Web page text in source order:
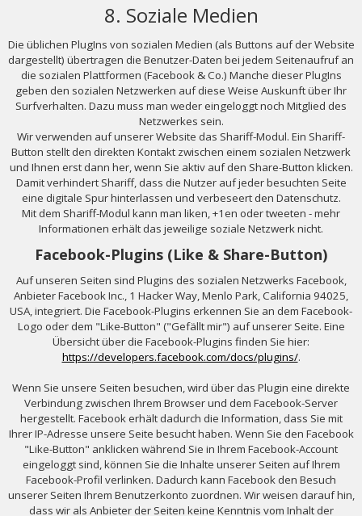
8. Soziale Medien
Die üblichen PlugIns von sozialen Medien (als Buttons auf der Website
dargestellt) übertragen die Benutzer-Daten bei jedem Seitenaufruf an
die sozialen Plattformen (Facebook & Co.) Manche dieser PlugIns
geben den sozialen Netzwerken auf diese Weise Auskunft über Ihr
Surfverhalten. Dazu muss man weder eingeloggt noch Mitglied des
Netzwerkes sein.
Wir verwenden auf unserer Website das Shariff-Modul. Ein Shariff-
Button stellt den direkten Kontakt zwischen einem sozialen Netzwerk
und Ihnen erst dann her, wenn Sie aktiv auf den Share-Button klicken.
Damit verhindert Shariff, dass die Nutzer auf jeder besuchten Seite
eine digitale Spur hinterlassen und verbeseert den Datenschutz.
Mit dem Shariff-Modul kann man liken, +1en oder tweeten - mehr
Informationen erhält das jeweilige soziale Netzwerk nicht.
Facebook-Plugins (Like & Share-Button)
Auf unseren Seiten sind Plugins des sozialen Netzwerks Facebook,
Anbieter Facebook Inc., 1 Hacker Way, Menlo Park, California 94025,
USA, integriert. Die Facebook-Plugins erkennen Sie an dem Facebook-
Logo oder dem "Like-Button" ("Gefällt mir") auf unserer Seite. Eine
Übersicht über die Facebook-Plugins finden Sie hier:
https://developers.facebook.com/docs/plugins/.
Wenn Sie unsere Seiten besuchen, wird über das Plugin eine direkte
Verbindung zwischen Ihrem Browser und dem Facebook-Server
hergestellt. Facebook erhält dadurch die Information, dass Sie mit
Ihrer IP-Adresse unsere Seite besucht haben. Wenn Sie den Facebook
"Like-Button" anklicken während Sie in Ihrem Facebook-Account
eingeloggt sind, können Sie die Inhalte unserer Seiten auf Ihrem
Facebook-Profil verlinken. Dadurch kann Facebook den Besuch
unserer Seiten Ihrem Benutzerkonto zuordnen. Wir weisen darauf hin,
dass wir als Anbieter der Seiten keine Kenntnis vom Inhalt der